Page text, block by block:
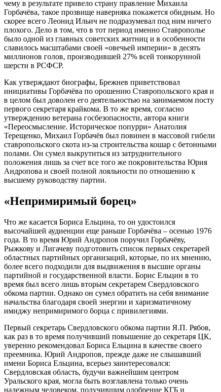
чему в результате привело страну правление Михаила
Горбачёва, такое прозвище наверняка покажется обидным. Но
скорее всего Леонид Ильич не подразумевал под ним ничего
плохого. Дело в том, что в тот период именно Ставрополье
было одной из главных советских житниц и в особенности
славилось масштабами своей «овечьей империи» в десять
миллионов голов, производившей 27% всей тонкорунной
шерсти в РСФСР.
Как утверждают биографы, Брежнев приветствовал
инициативы Горбачёва по орошению Ставропольского края и
в целом был доволен его деятельностью на занимаемом посту
первого секретаря крайкома. В то же время, согласно
утверждению ветерана госбезопасности, автора книги
«Переосмысление. Историческое попурри» Анатолия
Терещенко, Михаил Горбачёв был повинен в массовой гибели
ставропольского скота из-за строительства кошар с бетонными
полами. Он сумел выкрутиться из затруднительного
положения лишь за счет все того же покровительства Юрия
Андропова и своей полной лояльности по отношению к
высшему руководству партии.
«Непримиримый борец»
Что же касается Бориса Ельцина, то он удостоился
высочайшей аудиенции еще раньше Горбачёва – осенью 1976
года. В то время Юрий Андропов поручил Горбачёву,
Рыжкову и Лигачеву подготовить список первых секретарей
областных партийных организаций, которые, по их мнению,
более всего подходили для выдвижения в высшие органы
партийной и государственной власти. Борис Ельцин в то
время был всего лишь вторым секретарем Свердловского
обкома партии. Однако он сумел обратить на себя внимание
начальства благодаря своей энергии и харизматичному
имиджу непримиримого борца с привилегиями.
Первый секретарь Свердловского обкома партии Я.П. Рябов,
как раз в то время получивший повышение до секретаря ЦК,
уверенно рекомендовал Бориса Ельцина в качестве своего
преемника. Юрий Андропов, прежде даже не слышавший
имени Бориса Ельцина, всерьез заинтересовался:
Свердловская область, будучи важнейшим центром
Уральского края, могла быть возглавлена только очень
надежным человеком, получившим одобрение КГБ и